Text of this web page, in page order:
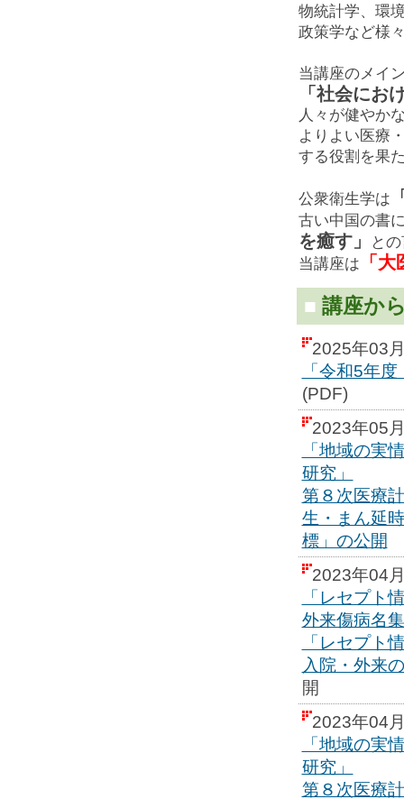
物統計学、環
政策学など様
当講座のメイ
「社会にお
人々が健やか
よりよい医療
する役割を果
公衆衛生学は
古い中国の書
を癒す」
と
当講座は 「
■ 講座か
2025年03
「令和5年
(PDF)
2023年05
「地域の実
研究」
第８次医療
生・まん延
標」の公開
2023年04
「レセプト
外来傷病名
「レセプト
入院・外来
開
2023年04
「地域の実
研究」
第８次医療